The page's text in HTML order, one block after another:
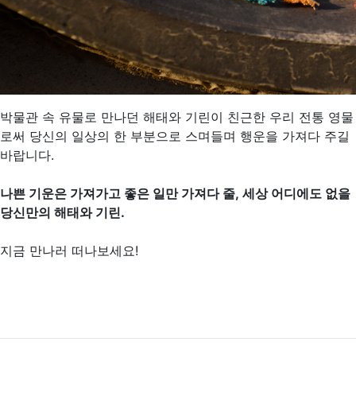
박물관 속 유물로 만나던 해태와 기린이 친근한 우리 전통 영물
로써 당신의 일상의 한 부분으로 스며들며 행운을 가져다 주길
바랍니다.
나쁜 기운은 가져가고 좋은 일만 가져다 줄, 세상 어디에도 없을
당신만의 해태와 기린.
지금 만나러 떠나보세요!